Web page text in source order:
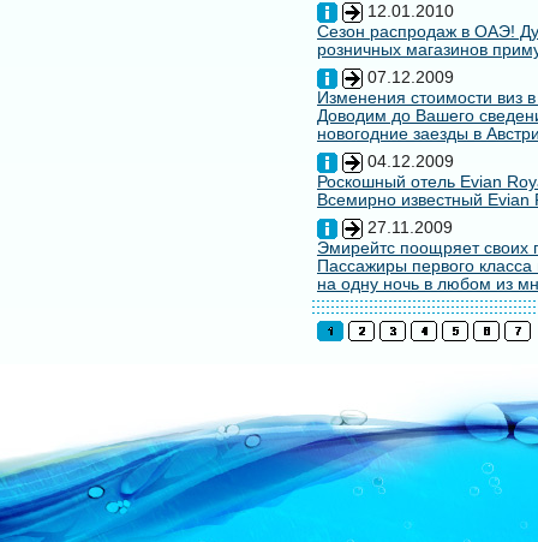
12.01.2010
Сезон распродаж в ОАЭ!
розничных магазинов
07.12.2009
Изменения стоимости виз
Доводим до Вашего
новогодние заезды в
04.12.2009
Роскошный отель Evian
Всемирно известный
27.11.2009
Эмирейтс поощряет своих
Пассажиры первого
на одну ночь в любом из